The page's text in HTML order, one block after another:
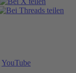
YouTube